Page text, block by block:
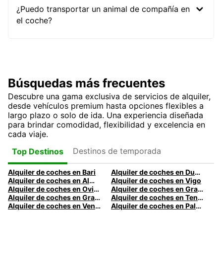
¿Puedo transportar un animal de compañía en
el coche?
Búsquedas más frecuentes
Descubre una gama exclusiva de servicios de alquiler,
desde vehículos premium hasta opciones flexibles a
largo plazo o solo de ida. Una experiencia diseñada
para brindar comodidad, flexibilidad y excelencia en
cada viaje.
Top Destinos
Destinos de temporada
Alquiler de coches en Bari
Alquiler de coches en Dublín
Alquiler de coches en Almería
Alquiler de coches en Vigo
Alquiler de coches en Oviedo
Alquiler de coches en Granada
Alquiler de coches en Gran Canaria
Alquiler de coches en Tenerife
Alquiler de coches en Venecia
Alquiler de coches en Palermo